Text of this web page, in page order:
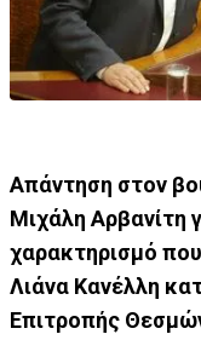
Απάντηση στον
Μιχάλη Αρβανίτη
χαρακτηρισμό
Λιάνα Κανέλλη
Επιτροπής